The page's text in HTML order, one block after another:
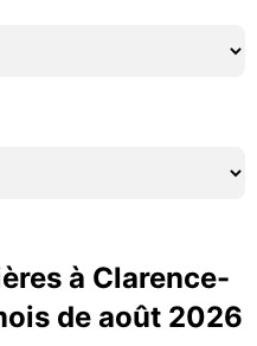
à Clarence-
de août 2026